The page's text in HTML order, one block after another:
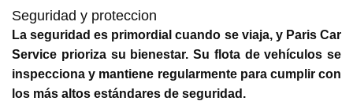
Seguridad y proteccion
La seguridad es primordial cuando se viaja, y Paris Car
Service prioriza su bienestar. Su flota de vehículos se
inspecciona y mantiene regularmente para cumplir con
los más altos estándares de seguridad.